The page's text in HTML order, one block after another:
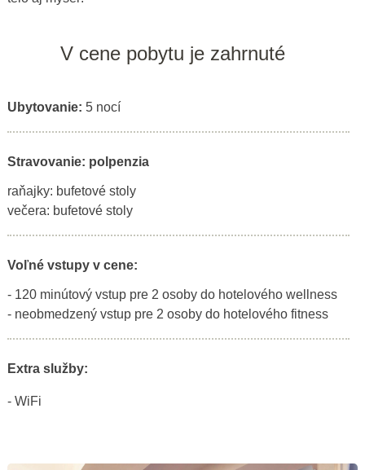
V cene pobytu je zahrnuté
Ubytovanie: 5 nocí
Stravovanie: polpenzia
raňajky: bufetové stoly
večera: bufetové stoly
Voľné vstupy v cene:
- 120 minútový vstup pre 2 osoby do hotelového wellness
- neobmedzený vstup pre 2 osoby do hotelového fitness
Extra služby:
- WiFi